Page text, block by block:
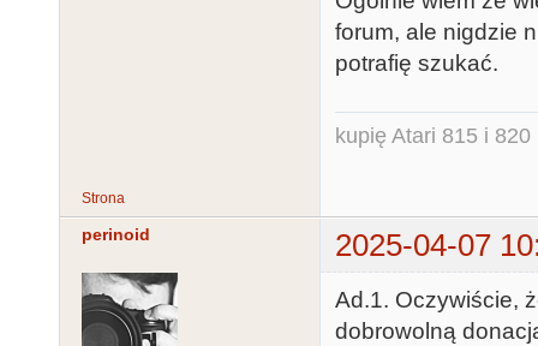
forum, ale nigdzie
potrafię szukać.
kupię Atari 815 i 820
Strona
perinoid 2025-04-07
Ad.1. Oczywiście,
dobrowolną